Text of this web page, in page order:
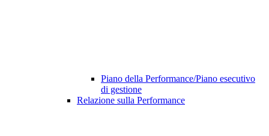
Piano della Performance/Piano esecutivo
di gestione
Relazione sulla Performance